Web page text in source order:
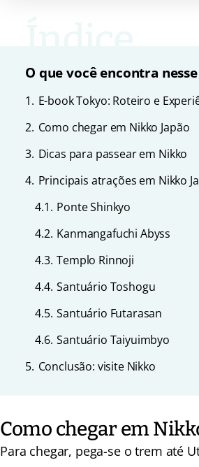
O que você encontra
1. E-book Tokyo: Roteiro e
2. Como chegar em Nikko Japão
3. Dicas para passear em Nikko
4. Principais atrações em Nikko
4.1. Ponte Shinkyo
4.2. Kanmangafuchi Abyss
4.3. Templo Rinnoji
4.4. Santuário Toshogu
4.5. Santuário Futarasan
4.6. Santuário Taiyuimbyo
5. Conclusão: visite Nikko
Como chegar em
Para chegar, pega-se o trem até